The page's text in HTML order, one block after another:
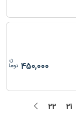
450,000
21
22